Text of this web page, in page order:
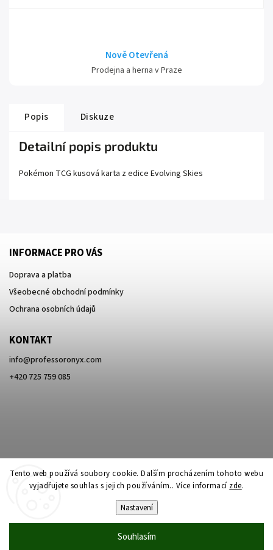
Tento web používá soubory cookie. Dalším procházením tohoto webu
vyjadřujete souhlas s jejich používáním.. Více informací zde.
Nastavení
Souhlasím
Nově Otevřená
Prodejna a herna v Praze
Popis Diskuze
Detailní popis produktu
Pokémon TCG kusová karta z edice Evolving Skies
INFORMACE PRO VÁS
Doprava a platba
Všeobecné obchodní podmínky
Ochrana osobních údajů
KONTAKT
info@professoronyx.com
+420 725 759 085
Professor Onyx. Všechna práva vyhrazena.